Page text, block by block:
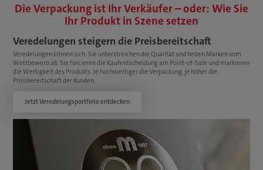
Die Verpackung ist Ihr Verkäufer – oder: Wie Sie
Ihr Produkt in Szene setzen
Veredelungen steigern die Preisbereitschaft
Veredelungen lohnen sich: Sie unterstreichen die Qualität und heben Marken vom
Wettbewerb ab. Sie forcieren die Kaufentscheidung am Point-of-Sale und markieren
die Wertigkeit des Produkts. Je hochwertiger die Verpackung, je höher die
Preisbereitschaft der Kunden.
Jetzt Veredelungsportfolio entdecken